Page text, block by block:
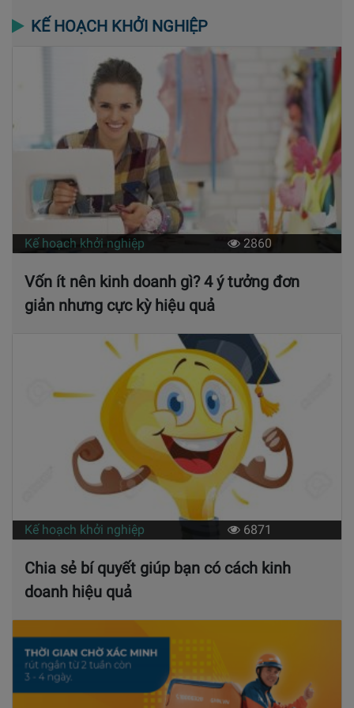
KẾ HOẠCH KHỞI NGHIỆP
Kế hoạch khởi nghiệp 2860
Vốn ít nên kinh doanh gì? 4 ý tưởng đơn
giản nhưng cực kỳ hiệu quả
Kế hoạch khởi nghiệp 6871
Chia sẻ bí quyết giúp bạn có cách kinh
doanh hiệu quả